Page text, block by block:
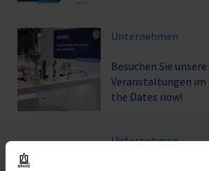
Unternehmen
Besuchen Sie
Veranstaltungen im
the Dates now!
Unternehmen